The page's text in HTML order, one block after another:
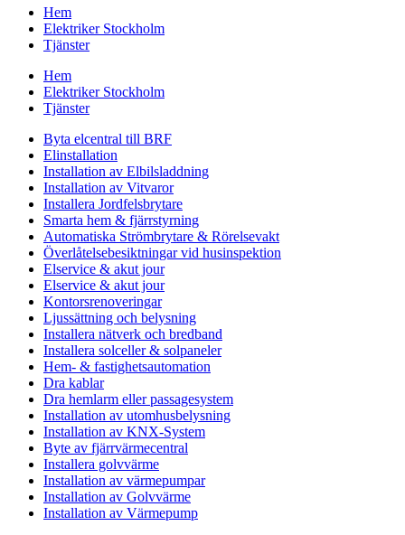
Hem
Elektriker Stockholm
Tjänster
Hem
Elektriker Stockholm
Tjänster
Byta elcentral till BRF
Elinstallation
Installation av Elbilsladdning
Installation av Vitvaror
Installera Jordfelsbrytare
Smarta hem & fjärrstyrning
Automatiska Strömbrytare & Rörelsevakt
Överlåtelsebesiktningar vid husinspektion
Elservice & akut jour
Elservice & akut jour
Kontorsrenoveringar
Ljussättning och belysning
Installera nätverk och bredband
Installera solceller & solpaneler
Hem- & fastighetsautomation
Dra kablar
Dra hemlarm eller passagesystem
Installation av utomhusbelysning
Installation av KNX-System
Byte av fjärrvärmecentral
Installera golvvärme
Installation av värmepumpar
Installation av Golvvärme
Installation av Värmepump